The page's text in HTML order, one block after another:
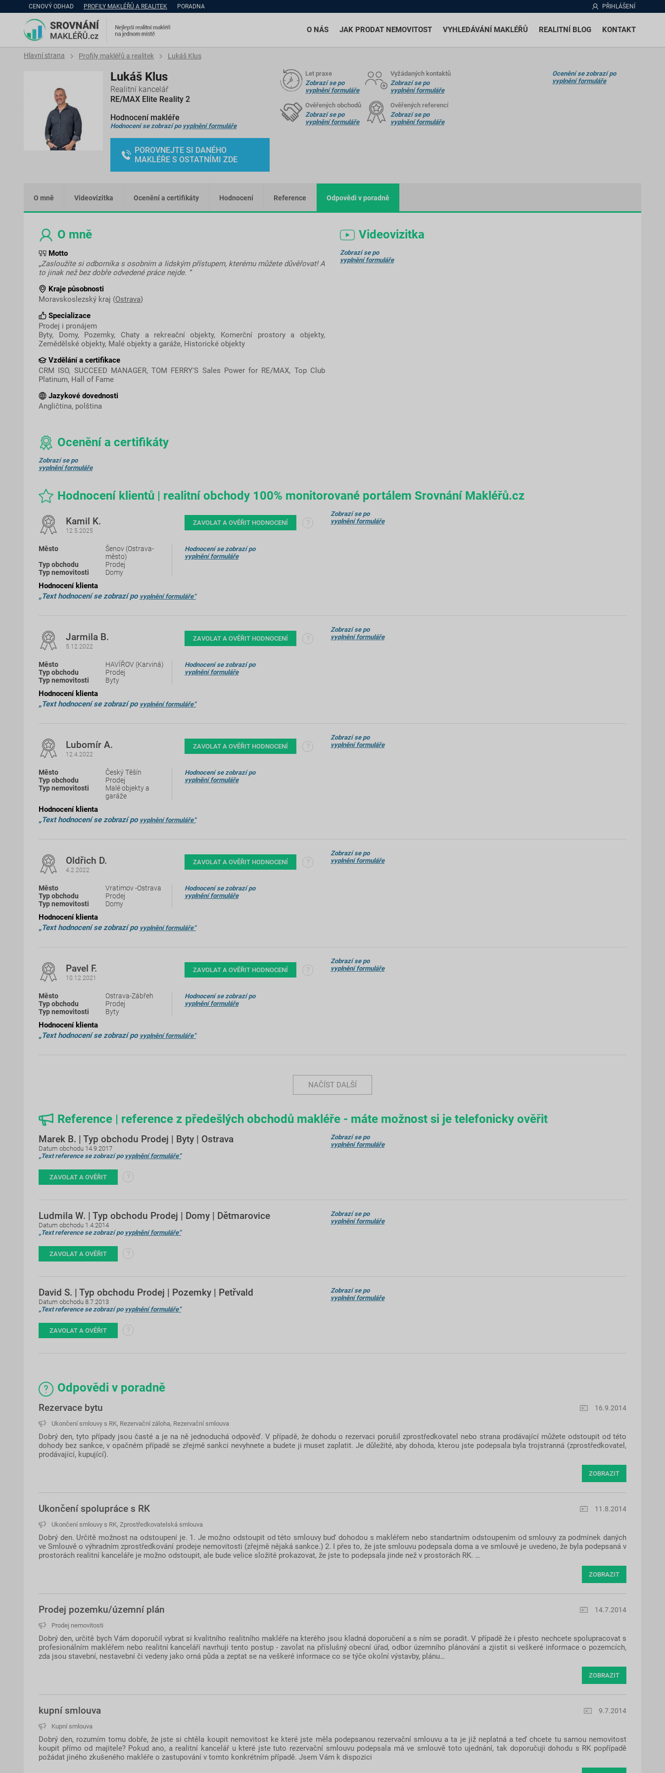
CENOVÝ ODHAD PROFILY MAKLÉŘŮ A REALITEK PORADNA PŘIHLÁŠENÍ
O NÁS JAK PRODAT NEMOVITOST VYHLEDÁVÁNÍ MAKLÉŘŮ REALITNÍ BLOG KONTAKT
Hlavní strana Profily makléřů a realitek Lukáš Klus
Lukáš Klus
Realitní kancelář
RE/MAX Elite Reality 2
Hodnocení makléře
Hodnocení se zobrazí po vyplnění formuláře
POROVNEJTE SI DANÉHO
MAKLÉŘE S OSTATNÍMI ZDE
Let praxe
Zobrazí se po
vyplnění formuláře
Vyžádaných kontaktů
Zobrazí se po
vyplnění formuláře
Ověřených obchodů
Zobrazí se po
vyplnění formuláře
Ověřených referencí
Zobrazí se po
vyplnění formuláře
Ocenění se zobrazí po
vyplnění formuláře
O mně Videovizitka Ocenění a certifikáty Hodnocení Reference Odpovědi v poradně
O mně
Motto
„Zasloužíte si odborníka s osobním a lidským přístupem, kterému můžete důvěřovat! A
to jinak než bez dobře odvedené práce nejde. “
Kraje působnosti
Moravskoslezský kraj (Ostrava)
Specializace
Prodej i pronájem
Byty, Domy, Pozemky, Chaty a rekreační objekty, Komerční prostory a objekty,
Zemědělské objekty, Malé objekty a garáže, Historické objekty
Vzdělání a certifikace
CRM ISO, SUCCEED MANAGER, TOM FERRY'S Sales Power for RE/MAX, Top Club
Platinum, Hall of Fame
Jazykové dovednosti
Angličtina, polština
Videovizitka
Zobrazí se po
vyplnění formuláře
Ocenění a certifikáty
Zobrazí se po
vyplnění formuláře
Hodnocení klientů | realitní obchody 100% monitorované portálem Srovnání Makléřů.cz
Kamil K.
12.5.2025
Šenov (Ostrava-
město)
Prodej
Domy
ZAVOLAT A OVĚŘIT HODNOCENÍ ?
Hodnocení se zobrazí po
vyplnění formuláře
Zobrazí se po
vyplnění formuláře
Hodnocení klienta
„Text hodnocení se zobrazí po vyplnění formuláře“
Jarmila B.
5.12.2022
HAVÍŘOV (Karviná)
Prodej
Byty
ZAVOLAT A OVĚŘIT HODNOCENÍ ?
Hodnocení se zobrazí po
vyplnění formuláře
Zobrazí se po
vyplnění formuláře
Hodnocení klienta
„Text hodnocení se zobrazí po vyplnění formuláře“
Lubomír A.
12.4.2022
Český Těšín
Prodej
Malé objekty a
garáže
ZAVOLAT A OVĚŘIT HODNOCENÍ ?
Hodnocení se zobrazí po
vyplnění formuláře
Zobrazí se po
vyplnění formuláře
Hodnocení klienta
„Text hodnocení se zobrazí po vyplnění formuláře“
Oldřich D.
4.2.2022
Vratimov -Ostrava
Prodej
Domy
ZAVOLAT A OVĚŘIT HODNOCENÍ ?
Hodnocení se zobrazí po
vyplnění formuláře
Zobrazí se po
vyplnění formuláře
Hodnocení klienta
„Text hodnocení se zobrazí po vyplnění formuláře“
Pavel F.
10.12.2021
Ostrava-Zábřeh
Prodej
Byty
ZAVOLAT A OVĚŘIT HODNOCENÍ ?
Hodnocení se zobrazí po
vyplnění formuláře
Zobrazí se po
vyplnění formuláře
Hodnocení klienta
„Text hodnocení se zobrazí po vyplnění formuláře“
NAČÍST DALŠÍ
Reference | reference z předešlých obchodů makléře - máte možnost si je telefonicky ověřit
Marek B. | Typ obchodu Prodej | Byty | Ostrava
Datum obchodu 14.9.2017
„Text reference se zobrazí po vyplnění formuláře“
ZAVOLAT A OVĚŘIT ?
Zobrazí se po
vyplnění formuláře
Ludmila W. | Typ obchodu Prodej | Domy | Dětmarovice
Datum obchodu 1.4.2014
„Text reference se zobrazí po vyplnění formuláře“
ZAVOLAT A OVĚŘIT ?
Zobrazí se po
vyplnění formuláře
David S. | Typ obchodu Prodej | Pozemky | Petřvald
Datum obchodu 8.7.2013
„Text reference se zobrazí po vyplnění formuláře“
ZAVOLAT A OVĚŘIT ?
Zobrazí se po
vyplnění formuláře
Odpovědi v poradně
Rezervace bytu 16.9.2014
Ukončení smlouvy s RK, Rezervační záloha, Rezervační smlouva
Dobrý den, tyto případy jsou časté a je na ně jednoduchá odpověď. V případě, že dohodu o rezervaci porušil zprostředkovatel nebo strana prodávající můžete odstoupit od této
dohody bez sankce, v opačném případě se zřejmě sankci nevyhnete a budete ji muset zaplatit. Je důležité, aby dohoda, kterou jste podepsala byla trojstranná (zprostředkovatel,
prodávající, kupující).
ZOBRAZIT
Ukončení spolupráce s RK 11.8.2014
Ukončení smlouvy s RK, Zprostředkovatelská smlouva
Dobrý den. Určitě možnost na odstoupení je. 1. Je možno odstoupit od této smlouvy buď dohodou s makléřem nebo standartním odstoupením od smlouvy za podmínek daných
ve Smlouvě o výhradním zprostředkování prodeje nemovitosti (zřejmě nějaká sankce.) 2. I přes to, že jste smlouvu podepsala doma a ve smlouvě je uvedeno, že byla podepsaná v
prostorách realitní kanceláře je možno odstoupit, ale bude velice složité prokazovat, že jste to podepsala jinde než v prostorách RK. …
ZOBRAZIT
Prodej pozemku/územní plán 14.7.2014
Prodej nemovitosti
Dobrý den, určitě bych Vám doporučil vybrat si kvalitního realitního makléře na kterého jsou kladná doporučení a s ním se poradit. V případě že i přesto nechcete spolupracovat s
profesionálním makléřem nebo realitní kanceláří navrhuji tento postup - zavolat na příslušný obecní úřad, odbor územního plánování a zjistit si veškeré informace o pozemcích,
zda jsou stavební, nestavební či vedeny jako orná půda a zeptat se na veškeré informace co se týče okolní výstavby, plánu…
ZOBRAZIT
kupní smlouva 9.7.2014
Kupní smlouva
Dobrý den, rozumím tomu dobře, že jste si chtěla koupit nemovitost ke které jste měla podepsanou rezervační smlouvu a ta je již neplatná a teď chcete tu samou nemovitost
koupit přímo od majitele? Pokud ano, a realitní kancelář u které jste tuto rezervační smlouvu podepsala má ve smlouvě toto ujednání, tak doporučuji dohodu s RK popřípadě
požádat jiného zkušeného makléře o zastupování v tomto konkrétním případě. Jsem Vám k dispozici